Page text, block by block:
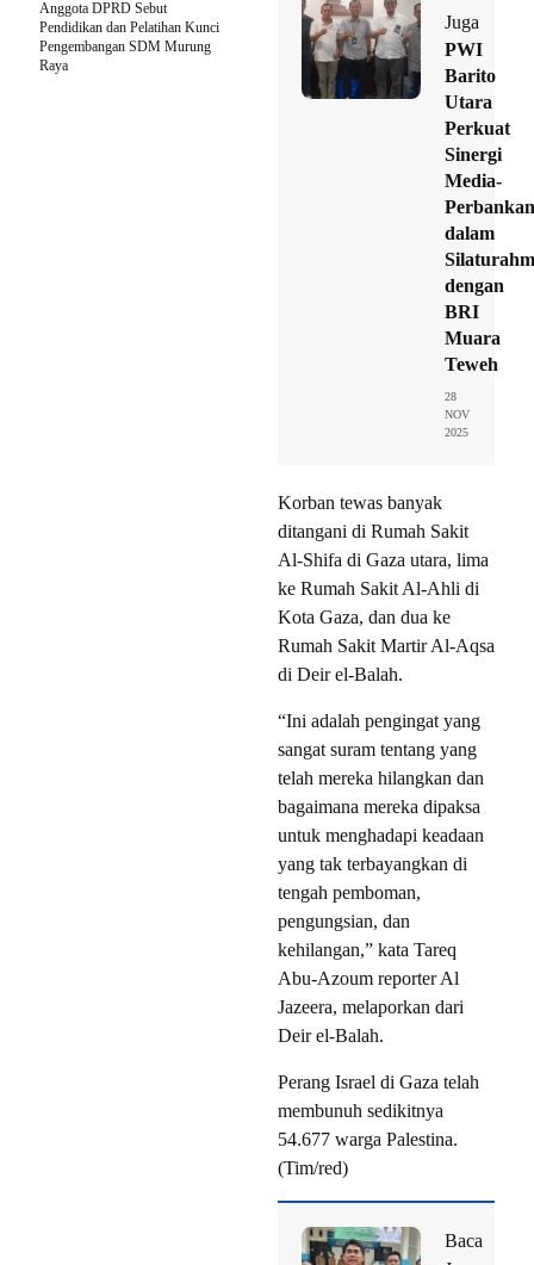
Juga
PWI
Barito
Utara
Perkuat
Sinergi
Media-
Perbankan
dalam
dengan
BRI
Muara
Teweh
28
NOV
2025
Korban tewas banyak
ditangani di Rumah Sakit
Al-Shifa di Gaza utara, lima
ke Rumah Sakit Al-Ahli di
Kota Gaza, dan dua ke
Rumah Sakit Martir Al-Aqsa
di Deir el-Balah.
“Ini adalah pengingat yang
sangat suram tentang yang
telah mereka hilangkan dan
bagaimana mereka dipaksa
untuk menghadapi keadaan
yang tak terbayangkan di
tengah pemboman,
pengungsian, dan
kehilangan,” kata Tareq
Abu-Azoum reporter Al
Jazeera, melaporkan dari
Deir el-Balah.
Perang Israel di Gaza telah
membunuh sedikitnya
54.677 warga Palestina.
(Tim/red)
Baca
Anggota DPRD Sebut
Pendidikan dan Pelatihan Kunci
Pengembangan SDM Murung
Raya